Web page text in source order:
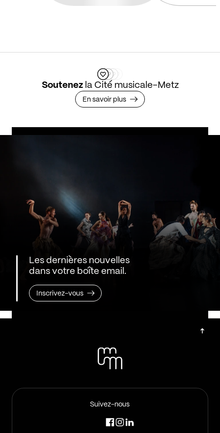
Soutenezla Cité musicale-Metz
En savoir plus
Les dernières nouvelles
dans votre boîte email.
Inscrivez-vous
Suivez-nous